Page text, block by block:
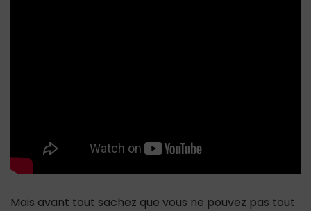
Mais avant tout sachez que vous ne pouvez pas tout